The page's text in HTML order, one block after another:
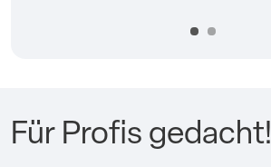
Für Profis gedacht!